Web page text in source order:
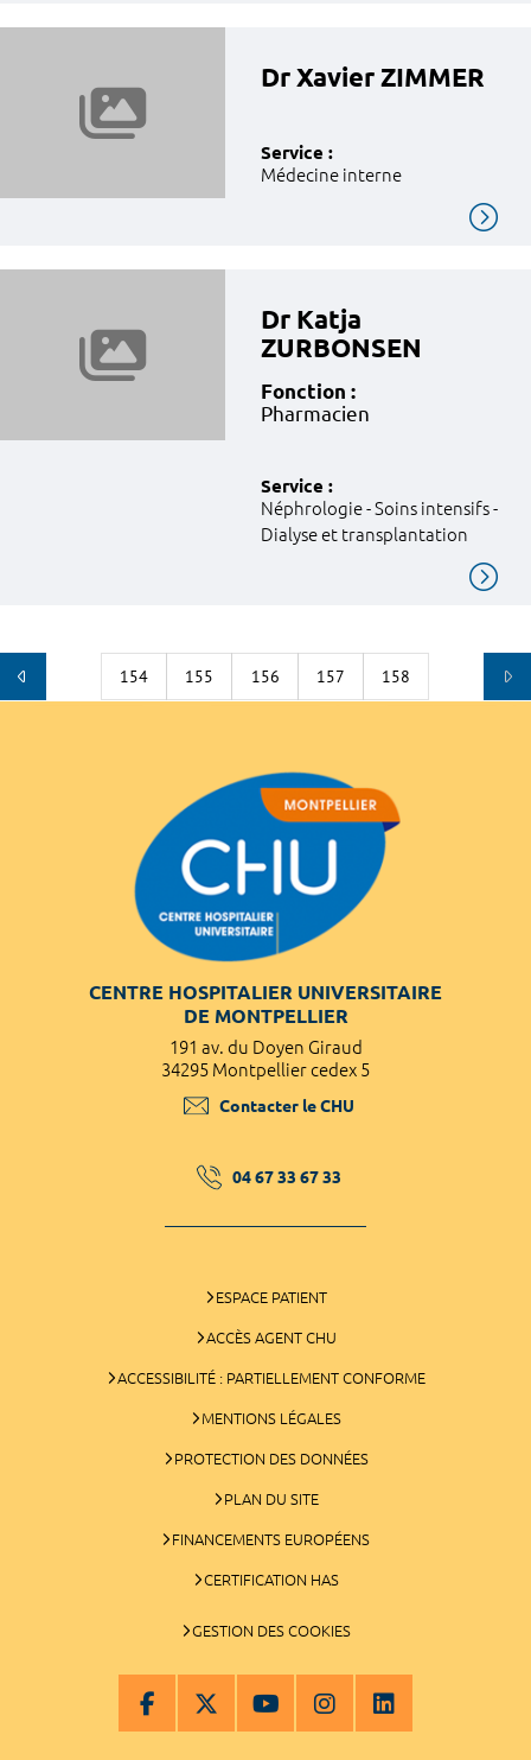
Dr Xavier ZIMMER
Service :
Médecine interne
Dr Katja
ZURBONSEN
Fonction :
Pharmacien
Service :
Néphrologie - Soins intensifs -
Dialyse et transplantation
154 155 156 157 158
CENTRE HOSPITALIER UNIVERSITAIRE
DE MONTPELLIER
191 av. du Doyen Giraud
34295 Montpellier cedex 5
Contacter le CHU
04 67 33 67 33
ESPACE PATIENT
ACCÈS AGENT CHU
ACCESSIBILITÉ : PARTIELLEMENT CONFORME
MENTIONS LÉGALES
PROTECTION DES DONNÉES
PLAN DU SITE
FINANCEMENTS EUROPÉENS
CERTIFICATION HAS
GESTION DES COOKIES